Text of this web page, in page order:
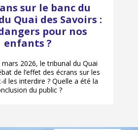
sur le banc du
Quai des Savoirs :
pour nos
enfants ?
mars 2026, le tribunal du Quai
de l’effet des écrans sur les
il les interdire ? Quelle a été la
du public ?